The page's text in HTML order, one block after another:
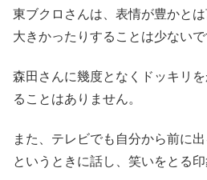
東ブクロさんは、表情が豊かと
大きかったりすることは少ないで
森田さんに幾度となくドッキリ
ることはありません。
また、テレビでも自分から前に
というときに話し、笑いをとる印